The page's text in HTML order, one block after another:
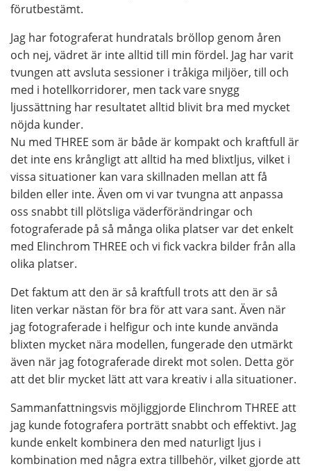
förutbestämt.
Jag har fotograferat hundratals bröllop genom åren
och nej, vädret är inte alltid till min fördel. Jag har varit
tvungen att avsluta sessioner i tråkiga miljöer, till och
med i hotellkorridorer, men tack vare snygg
ljussättning har resultatet alltid blivit bra med mycket
nöjda kunder.
Nu med THREE som är både är kompakt och kraftfull är
det inte ens krångligt att alltid ha med blixtljus, vilket i
vissa situationer kan vara skillnaden mellan att få
bilden eller inte. Även om vi var tvungna att anpassa
oss snabbt till plötsliga väderförändringar och
fotograferade på så många olika platser var det enkelt
med Elinchrom THREE och vi fick vackra bilder från alla
olika platser.
Det faktum att den är så kraftfull trots att den är så
liten verkar nästan för bra för att vara sant. Även när
jag fotograferade i helfigur och inte kunde använda
blixten mycket nära modellen, fungerade den utmärkt
även när jag fotograferade direkt mot solen. Detta gör
att det blir mycket lätt att vara kreativ i alla situationer.
Sammanfattningsvis möjliggjorde Elinchrom THREE att
jag kunde fotografera porträtt snabbt och effektivt. Jag
kunde enkelt kombinera den med naturligt ljus i
kombination med några extra tillbehör, vilket gjorde att